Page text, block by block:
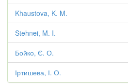
Khaustova, K. M.
Stehnei, M. I.
Бойко, Є. О.
Іртишева, І. О.